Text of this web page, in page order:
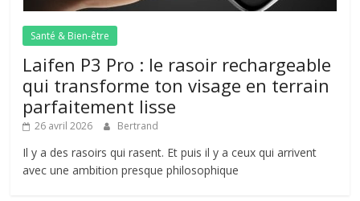
Santé & Bien-être
Laifen P3 Pro : le rasoir rechargeable
qui transforme ton visage en terrain
parfaitement lisse
26 avril 2026 Bertrand
Il y a des rasoirs qui rasent. Et puis il y a ceux qui arrivent
avec une ambition presque philosophique